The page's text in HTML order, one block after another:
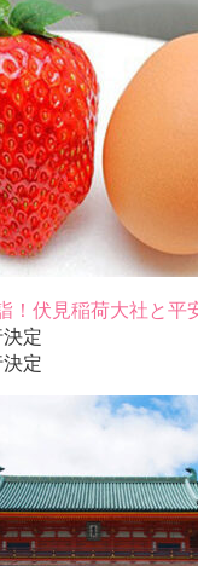
！伏見稲荷大社と平
定
定